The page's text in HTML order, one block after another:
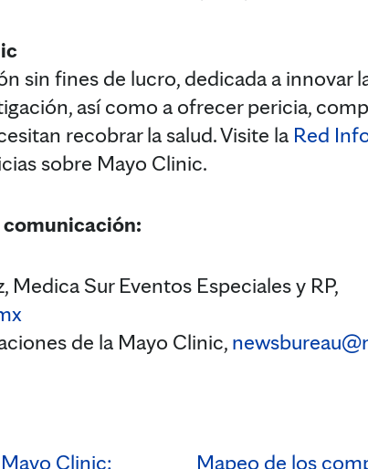
sin fines de lucro, dedicada a innovar
así como a ofrecer pericia,
recobrar la salud. Visite la Red
sobre Mayo Clinic.
Medica Sur Eventos Especiales y RP,
de la Mayo Clinic,
Clinic: Mapeo de los